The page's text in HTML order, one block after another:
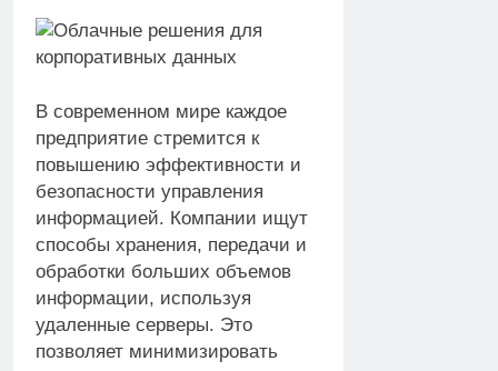
В современном мире каждое
предприятие стремится к
повышению эффективности и
безопасности управления
информацией. Компании ищут
способы хранения, передачи и
обработки больших объемов
информации, используя
удаленные серверы. Это
позволяет минимизировать